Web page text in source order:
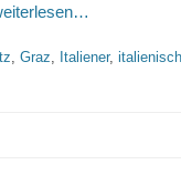
Graz Italiener,